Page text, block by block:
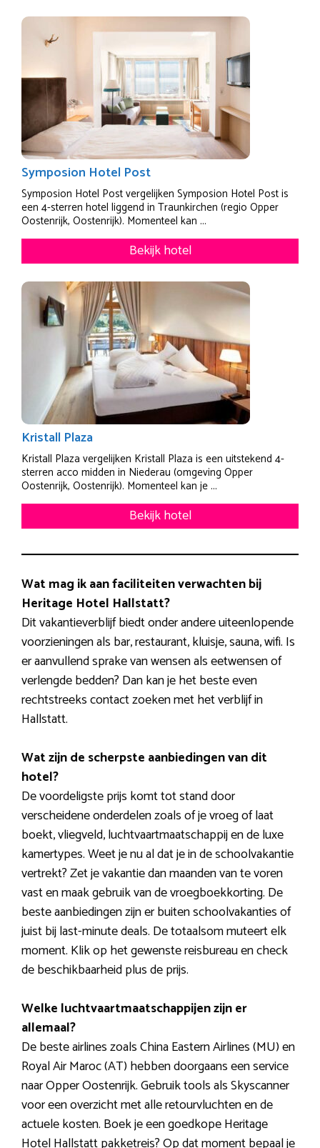
Symposion Hotel Post
Symposion Hotel Post vergelijken Symposion Hotel Post is
een 4-sterren hotel liggend in Traunkirchen (regio Opper
Oostenrijk, Oostenrijk). Momenteel kan ...
Bekijk hotel
Kristall Plaza
Kristall Plaza vergelijken Kristall Plaza is een uitstekend 4-
sterren acco midden in Niederau (omgeving Opper
Oostenrijk, Oostenrijk). Momenteel kan je ...
Bekijk hotel
Wat mag ik aan faciliteiten verwachten bij
Heritage Hotel Hallstatt?
Dit vakantieverblijf biedt onder andere uiteenlopende
voorzieningen als bar, restaurant, kluisje, sauna, wifi. Is
er aanvullend sprake van wensen als eetwensen of
verlengde bedden? Dan kan je het beste even
rechtstreeks contact zoeken met het verblijf in
Hallstatt.
Wat zijn de scherpste aanbiedingen van dit
hotel?
De voordeligste prijs komt tot stand door
verscheidene onderdelen zoals of je vroeg of laat
boekt, vliegveld, luchtvaartmaatschappij en de luxe
kamertypes. Weet je nu al dat je in de schoolvakantie
vertrekt? Zet je vakantie dan maanden van te voren
vast en maak gebruik van de vroegboekkorting. De
beste aanbiedingen zijn er buiten schoolvakanties of
juist bij last-minute deals. De totaalsom muteert elk
moment. Klik op het gewenste reisbureau en check
de beschikbaarheid plus de prijs.
Welke luchtvaartmaatschappijen zijn er
allemaal?
De beste airlines zoals China Eastern Airlines (MU) en
Royal Air Maroc (AT) hebben doorgaans een service
naar Opper Oostenrijk. Gebruik tools als Skyscanner
voor een overzicht met alle retourvluchten en de
actuele kosten. Boek je een goedkope Heritage
Hotel Hallstatt pakketreis? Op dat moment bepaal je